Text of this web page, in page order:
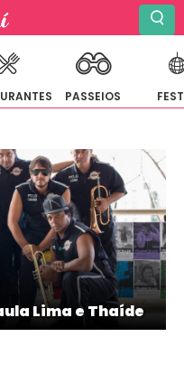
PASSEIOS
Lima e Thaíde